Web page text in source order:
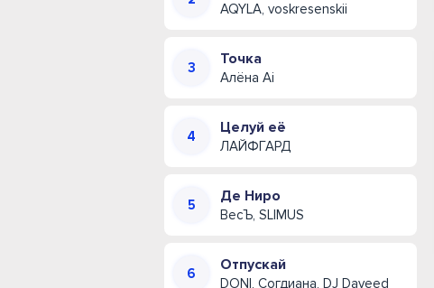
AQYLA, voskresenskii
Точка
Алёна Ai
Целуй её
ЛАЙФГАРД
Де Ниро
ВесЪ, SLIMUS
Отпускай
DONI, Согдиана, DJ Daveed